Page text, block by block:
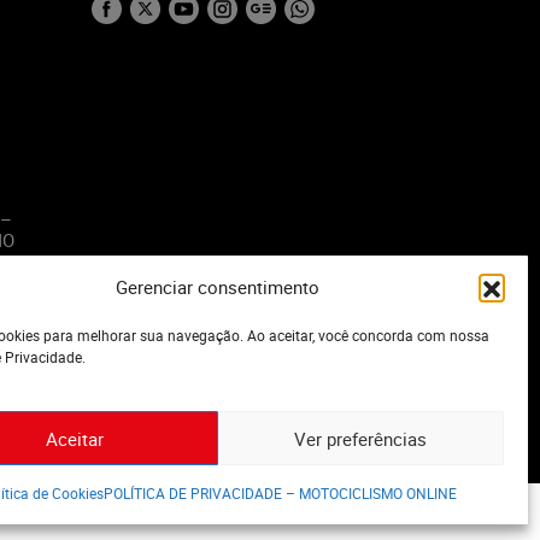
Gerenciar consentimento
para melhorar sua navegação. Ao aceitar, você concorda com nossa
Aceitar Ver preferências
de CookiesPOLÍTICA DE PRIVACIDADE – MOTOCICLISMO ONLINE